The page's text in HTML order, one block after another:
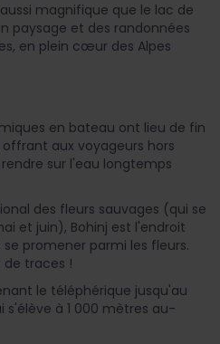
magnifique que le lac de
paysage et des randonnées
en plein cœur des Alpes
en bateau ont lieu de fin
aux voyageurs hors
sur l'eau longtemps
des fleurs sauvages (qui se
et juin), Bohinj est l'endroit
promener parmi les fleurs.
de traces !
le téléphérique jusqu'au
s'élève à 1 000 mètres au-